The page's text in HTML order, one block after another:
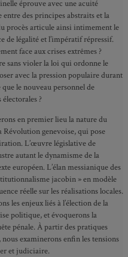
éprouve avec une acuité
des principes abstraits et la
procès articule ainsi intimement le
de légalité et l’impératif répressif.
face aux crises extrêmes ?
sans violer la loi qui ordonne le
avec la pression populaire durant
le nouveau personnel de
électorales ?
en premier lieu la nature du
genevoise, qui pose
L’œuvre législative de
autant le dynamisme de la
européen. L’élan messianique des
jacobin » en modèle
réelle sur les réalisations locales.
les enjeux liés à l’élection de la
politique, et évoquerons la
pénale. À partir des pratiques
examinerons enfin les tensions
et judiciaire.